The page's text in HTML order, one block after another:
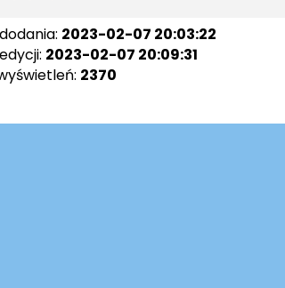
2023-02-07 20:03:22
2023-02-07 20:09:31
2370